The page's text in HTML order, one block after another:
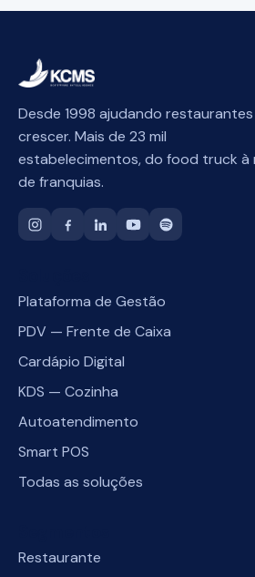
Desde 1998 ajudando restaurantes
crescer. Mais de 23 mil
estabelecimentos, do food truck à
de franquias.
Plataforma de Gestão
PDV — Frente de Caixa
Cardápio Digital
KDS — Cozinha
Autoatendimento
Smart POS
Todas as soluções
Restaurante